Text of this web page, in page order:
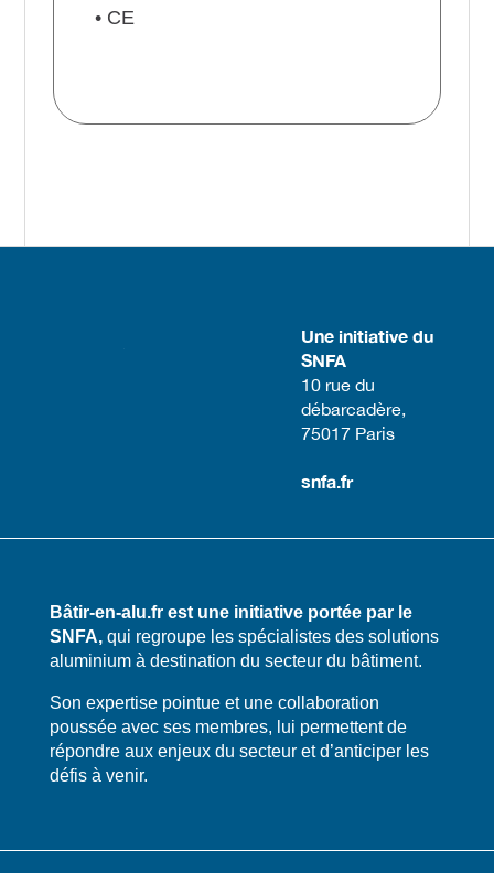
• CE
Une initiative du
SNFA
​10 rue du
débarcadère,
75017 Paris​
snfa.fr
Bâtir-en-alu.fr est une initiative portée par le
SNFA,qui regroupe les spécialistes des solutions
aluminium à destination du secteur du bâtiment.
​​Son expertise pointue et une collaboration
poussée avec ses membres, lui permettent de
répondre aux enjeux du secteur et d’anticiper les
défis à venir.